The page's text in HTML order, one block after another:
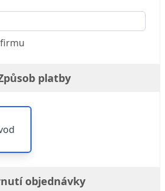
platby
objednávky